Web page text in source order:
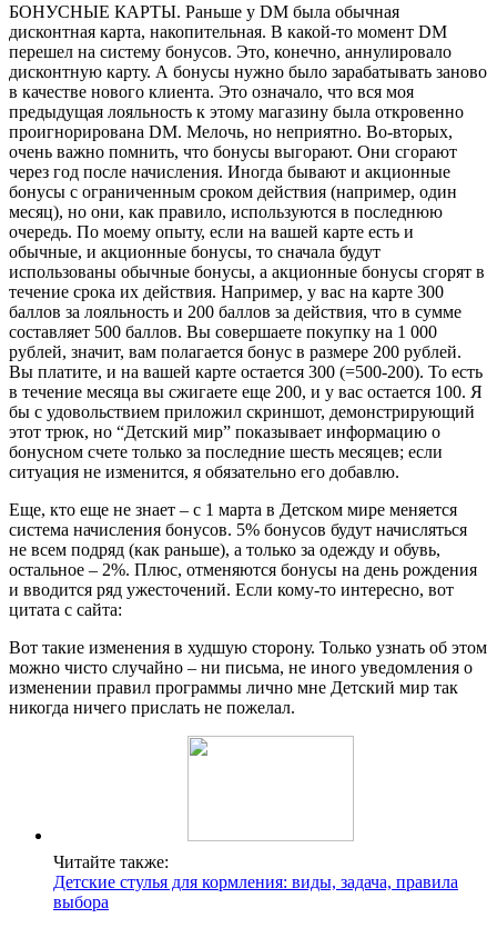
БОНУСНЫЕ КАРТЫ. Раньше у DM была обычная
дисконтная карта, накопительная. В какой-то момент DM
перешел на систему бонусов. Это, конечно, аннулировало
дисконтную карту. А бонусы нужно было зарабатывать заново
в качестве нового клиента. Это означало, что вся моя
предыдущая лояльность к этому магазину была откровенно
проигнорирована DM. Мелочь, но неприятно. Во-вторых,
очень важно помнить, что бонусы выгорают. Они сгорают
через год после начисления. Иногда бывают и акционные
бонусы с ограниченным сроком действия (например, один
месяц), но они, как правило, используются в последнюю
очередь. По моему опыту, если на вашей карте есть и
обычные, и акционные бонусы, то сначала будут
использованы обычные бонусы, а акционные бонусы сгорят в
течение срока их действия. Например, у вас на карте 300
баллов за лояльность и 200 баллов за действия, что в сумме
составляет 500 баллов. Вы совершаете покупку на 1 000
рублей, значит, вам полагается бонус в размере 200 рублей.
Вы платите, и на вашей карте остается 300 (=500-200). То есть
в течение месяца вы сжигаете еще 200, и у вас остается 100. Я
бы с удовольствием приложил скриншот, демонстрирующий
этот трюк, но “Детский мир” показывает информацию о
бонусном счете только за последние шесть месяцев; если
ситуация не изменится, я обязательно его добавлю.
Еще, кто еще не знает – с 1 марта в Детском мире меняется
система начисления бонусов. 5% бонусов будут начисляться
не всем подряд (как раньше), а только за одежду и обувь,
остальное – 2%. Плюс, отменяются бонусы на день рождения
и вводится ряд ужесточений. Если кому-то интересно, вот
цитата с сайта:
Вот такие изменения в худшую сторону. Только узнать об этом
можно чисто случайно – ни письма, не иного уведомления о
изменении правил программы лично мне Детский мир так
никогда ничего прислать не пожелал.
Читайте также:
Детские стулья для кормления: виды, задача, правила
выбора